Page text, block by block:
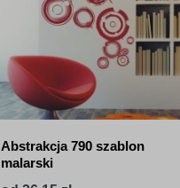
Abstrakcja 790 szablon
malarski